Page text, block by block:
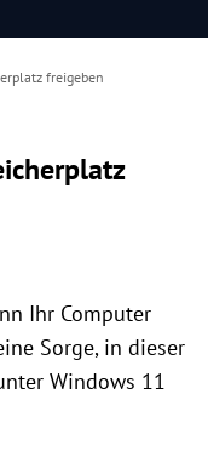
freigeben
Ihr Computer
Sorge, in dieser
Windows 11